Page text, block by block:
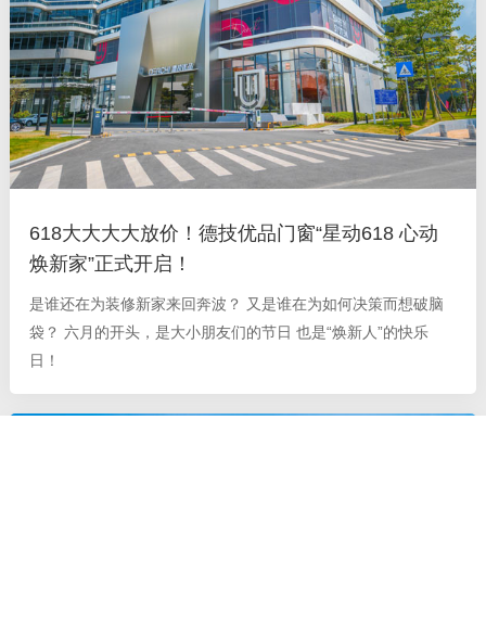
618大大大大放价！德技优品门窗“星动618 心动
焕新家”正式开启！
是谁还在为装修新家来回奔波？ 又是谁在为如何决策而想破脑
袋？ 六月的开头，是大小朋友们的节日 也是“焕新人”的快乐
日！